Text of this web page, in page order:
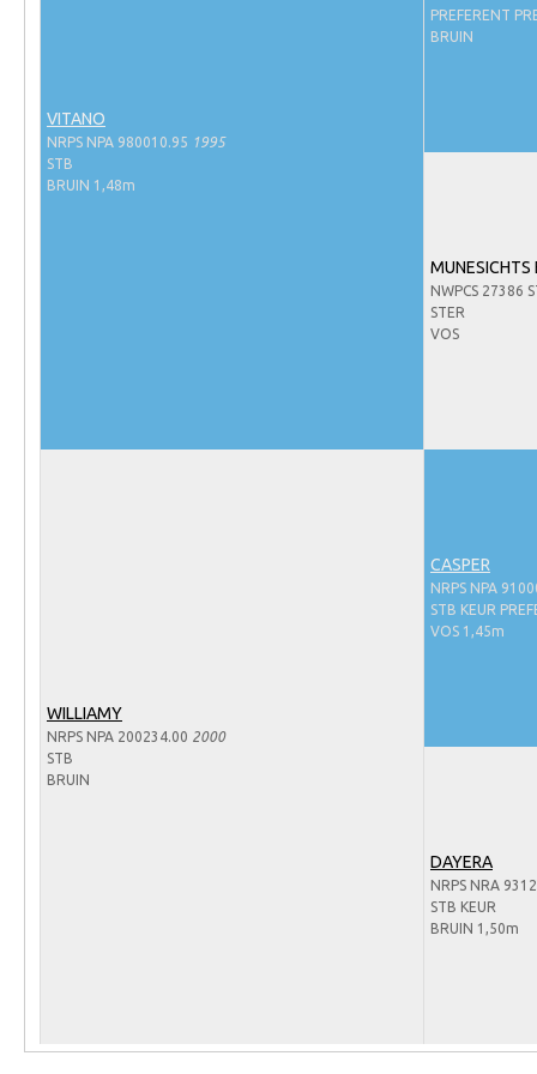
PEDIGREE ONLINE
VITANO
NRPS NPA 980010.95 1995
STB
BRUIN 1,48m
PREFERENT
BRUIN
MUNESICHTS
NWPCS 27386
STER
VOS
WILLIAMY
NRPS NPA 200234.00 2000
STB
BRUIN
CASPER
NRPS NPA
STB KEUR
VOS 1,45m
DAYERA
NRPS NRA
STB KEUR
BRUIN 1,50m